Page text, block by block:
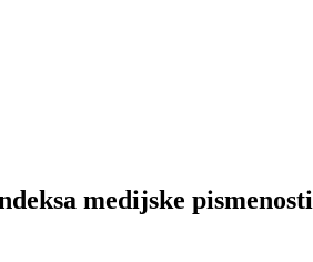
medijske pismenosti